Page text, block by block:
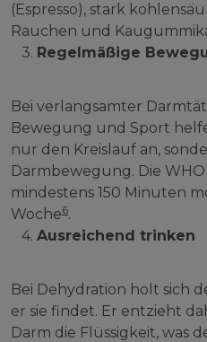
(Espresso), stark
Rauchen und
3. Regelmäßige
Bei verlangsamter
Bewegung und Sport
nur den Kreislauf an,
Darmbewegung. Die
mindestens 150 Minuten
Woche6.
4. Ausreichend trinken
Bei Dehydration holt sich
er sie findet. Er entzieht
Darm die Flüssigkeit, was